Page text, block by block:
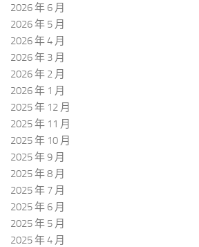
2026 年 6 月
2026 年 5 月
2026 年 4 月
2026 年 3 月
2026 年 2 月
2026 年 1 月
2025 年 12 月
2025 年 11 月
2025 年 10 月
2025 年 9 月
2025 年 8 月
2025 年 7 月
2025 年 6 月
2025 年 5 月
2025 年 4 月